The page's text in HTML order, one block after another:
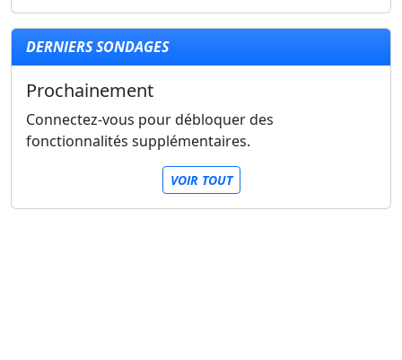
DERNIERS SONDAGES
Prochainement
Connectez-vous pour débloquer des
fonctionnalités supplémentaires.
VOIR TOUT